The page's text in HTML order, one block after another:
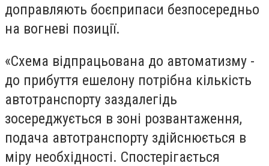
доправляють боєприпаси безпосередньо
на вогневі позиції.
«Схема відпрацьована до автоматизму -
до прибуття ешелону потрібна кількість
автотранспорту заздалегідь
зосереджується в зоні розвантаження,
подача автотранспорту здійснюється в
міру необхідності. Спостерігається